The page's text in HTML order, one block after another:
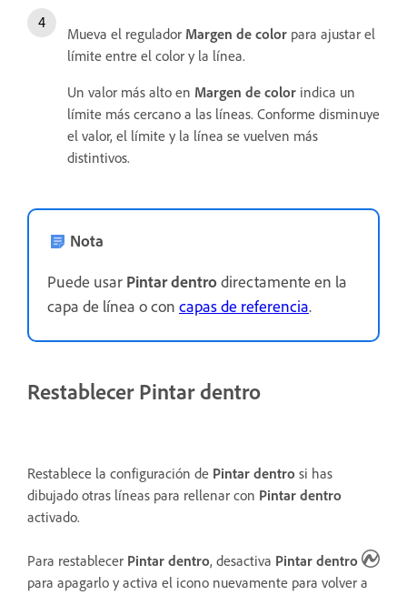
Mueva el regulador Margen de color para ajustar el
límite entre el color y la línea.
Un valor más alto en Margen de color indica un
límite más cercano a las líneas. Conforme disminuye
el valor, el límite y la línea se vuelven más
distintivos.
Nota
Puede usar Pintar dentrodirectamente en la
capa de línea o con capas de referencia.
Restablecer Pintar dentro
Restablece la configuración de Pintar dentro si has
dibujado otras líneas para rellenar con Pintar dentro
activado.
Para restablecer Pintar dentro, desactiva Pintar dentro
para apagarlo y activa el icono nuevamente para volver a